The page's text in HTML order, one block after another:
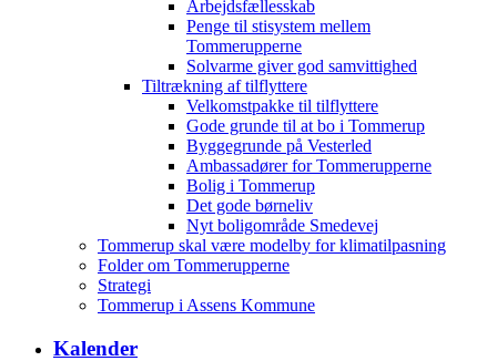
Arbejdsfællesskab
Penge til stisystem mellem
Tommerupperne
Solvarme giver god samvittighed
Tiltrækning af tilflyttere
Velkomstpakke til tilflyttere
Gode grunde til at bo i Tommerup
Byggegrunde på Vesterled
Ambassadører for Tommerupperne
Bolig i Tommerup
Det gode børneliv
Nyt boligområde Smedevej
Tommerup skal være modelby for klimatilpasning
Folder om Tommerupperne
Strategi
Tommerup i Assens Kommune
Kalender